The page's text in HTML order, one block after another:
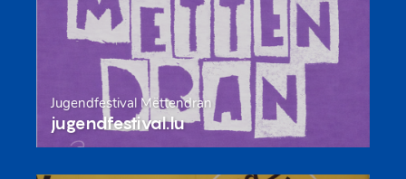
Jugendfestival Mëttendran
jugendfestival.lu